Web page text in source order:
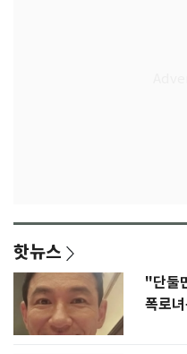
핫뉴스
"단둘
폭로